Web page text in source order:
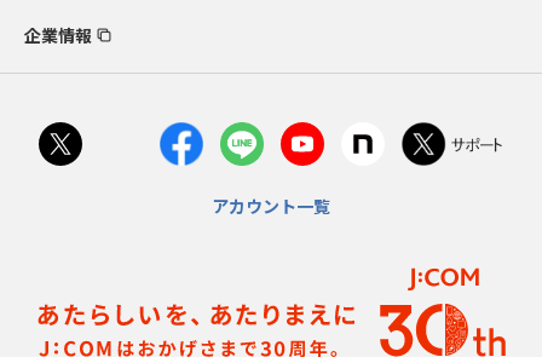
企業情報
アカウント一覧